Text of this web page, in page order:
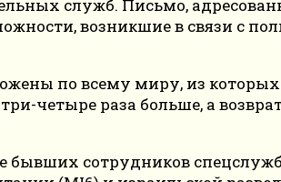
служб. Письмо,
возникшие в связи с
по всему миру, из
четыре раза больше, а
бывших сотрудников